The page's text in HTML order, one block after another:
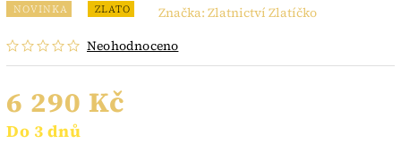
NOVINKA ZLATO
Neohodnoceno
Značka: Zlatnictví Zlatíčko
6 290 Kč
Do 3 dnů